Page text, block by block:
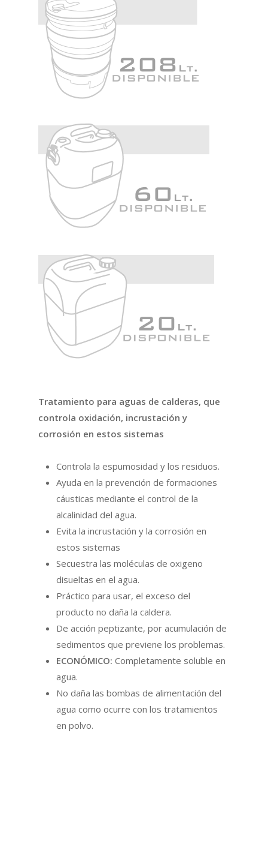
Tratamiento para aguas de calderas, que
controla oxidación, incrustación y
corrosión en estos sistemas
Controla la espumosidad y los residuos.
Ayuda en la prevención de formaciones
cáusticas mediante el control de la
alcalinidad del agua.
Evita la incrustación y la corrosión en
estos sistemas
Secuestra las moléculas de oxigeno
disueltas en el agua.
Práctico para usar, el exceso del
producto no daña la caldera.
De acción peptizante, por acumulación de
sedimentos que previene los problemas.
ECONÓMICO: Completamente soluble en
agua.
No daña las bombas de alimentación del
agua como ocurre con los tratamientos
en polvo.